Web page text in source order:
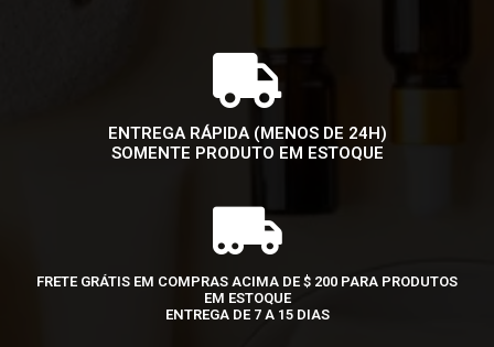
ENTREGA RÁPIDA (MENOS DE 24H)
SOMENTE PRODUTO EM ESTOQUE
FRETE GRÁTIS EM COMPRAS ACIMA DE $ 200 PARA PRODUTOS
EM ESTOQUE
ENTREGA DE 7 A 15 DIAS